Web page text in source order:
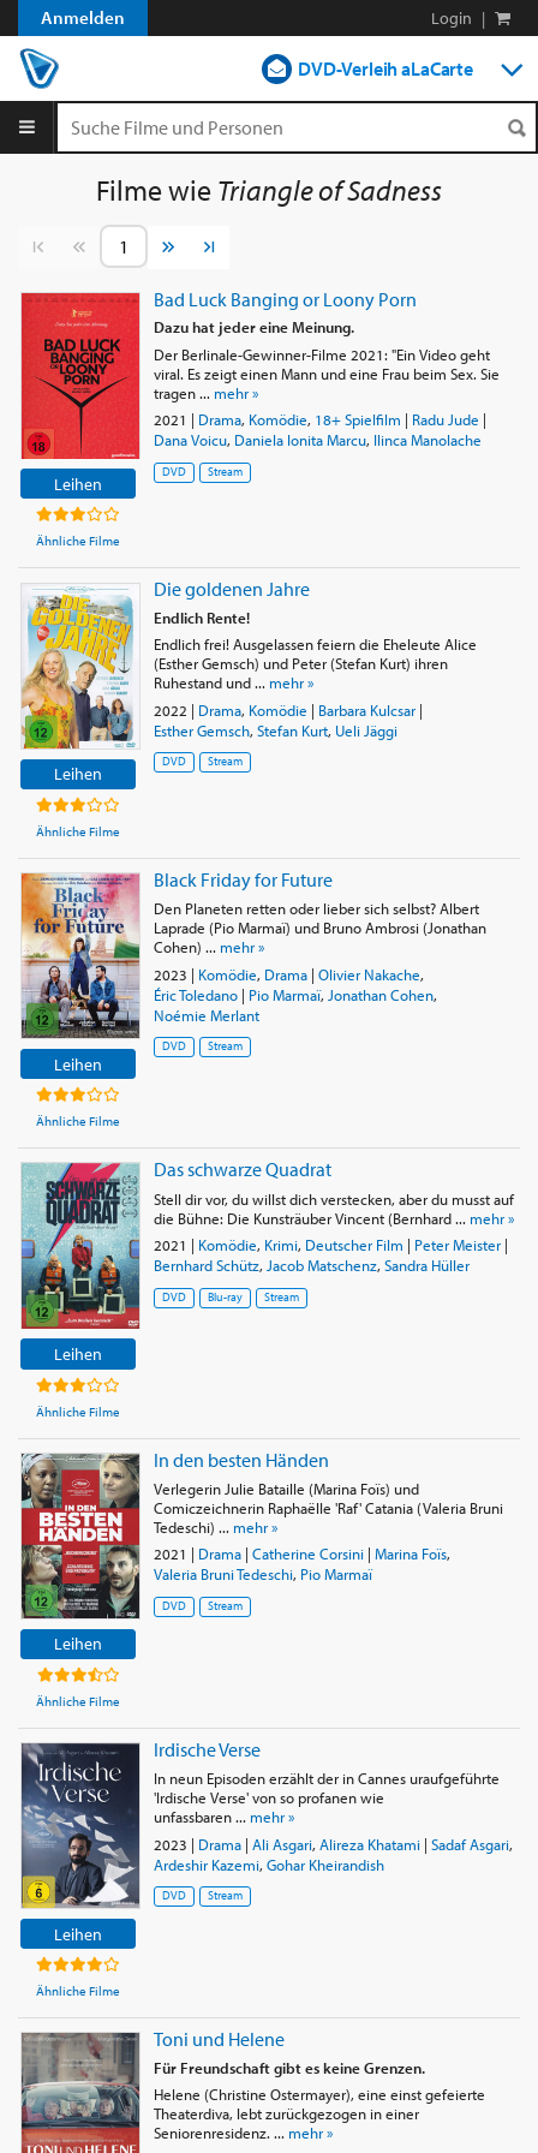
Anmelden Login |
DVD-Verleih aLaCarte
Streamen
Filme wie Triangle of Sadness
Vorherige SeiteNächste Seite
Leihen
Ähnliche Filme
Bad Luck Banging or Loony Porn
Dazu hat jeder eine Meinung.
Der Berlinale-Gewinner-Filme 2021: "Ein Video geht
viral. Es zeigt einen Mann und eine Frau beim Sex. Sie
tragen ... mehr »
2021 | Drama, Komödie, 18+ Spielfilm | Radu Jude |
Dana Voicu, Daniela Ionita Marcu, Ilinca Manolache
DVD Stream
Leihen
Ähnliche Filme
Die goldenen Jahre
Endlich Rente!
Endlich frei! Ausgelassen feiern die Eheleute Alice
(Esther Gemsch) und Peter (Stefan Kurt) ihren
Ruhestand und ... mehr »
2022 | Drama, Komödie | Barbara Kulcsar|
Esther Gemsch, Stefan Kurt, Ueli Jäggi
DVD Stream
Leihen
Ähnliche Filme
Black Friday for Future
Den Planeten retten oder lieber sich selbst? Albert
Laprade (Pio Marmaï) und Bruno Ambrosi (Jonathan
Cohen) ... mehr »
2023 | Komödie, Drama| Olivier Nakache,
Éric Toledano| Pio Marmaï, Jonathan Cohen,
Noémie Merlant
DVD Stream
Leihen
Ähnliche Filme
Das schwarze Quadrat
Stell dir vor, du willst dich verstecken, aber du musst auf
die Bühne: Die Kunsträuber Vincent (Bernhard ... mehr »
2021 | Komödie, Krimi, Deutscher Film | Peter Meister|
Bernhard Schütz, Jacob Matschenz, Sandra Hüller
DVD Blu-ray Stream
Leihen
Ähnliche Filme
In den besten Händen
Verlegerin Julie Bataille (Marina Foïs) und
Comiczeichnerin Raphaëlle 'Raf' Catania (Valeria Bruni
Tedeschi) ... mehr »
2021 | Drama| Catherine Corsini| Marina Foïs,
Valeria Bruni Tedeschi, Pio Marmaï
DVD Stream
Leihen
Ähnliche Filme
Irdische Verse
In neun Episoden erzählt der in Cannes uraufgeführte
'Irdische Verse' von so profanen wie
unfassbaren ... mehr »
2023 | Drama| Ali Asgari, Alireza Khatami| Sadaf Asgari,
Ardeshir Kazemi, Gohar Kheirandish
DVD Stream
Toni und Helene
Für Freundschaft gibt es keine Grenzen.
Helene (Christine Ostermayer), eine einst gefeierte
Theaterdiva, lebt zurückgezogen in einer
Seniorenresidenz. ... mehr »